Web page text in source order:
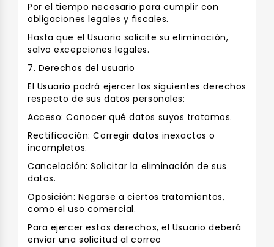
Por el tiempo necesario para cumplir con
obligaciones legales y fiscales.
Hasta que el Usuario solicite su eliminación,
salvo excepciones legales.
7. Derechos del usuario
El Usuario podrá ejercer los siguientes derechos
respecto de sus datos personales:
Acceso: Conocer qué datos suyos tratamos.
Rectificación: Corregir datos inexactos o
incompletos.
Cancelación: Solicitar la eliminación de sus
datos.
Oposición: Negarse a ciertos tratamientos,
como el uso comercial.
Para ejercer estos derechos, el Usuario deberá
enviar una solicitud al correo